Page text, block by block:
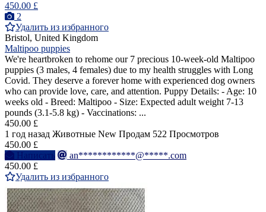
450.00 £
2
Удалить из избранного
Bristol, United Kingdom
Maltipoo puppies
We're heartbroken to rehome our 7 precious 10-week-old Maltipoo
puppies (3 males, 4 females) due to my health struggles with Long
Covid. They deserve a forever home with experienced dog owners
who can provide love, care, and attention. Puppy Details: - Age: 10
weeks old - Breed: Maltipoo - Size: Expected adult weight 7-13
pounds (3.1-5.8 kg) - Vaccinations: ...
450.00 £
1 год назад Животные New Продам 522 Просмотров
450.00 £
Написать
an************@*****.com
450.00 £
Удалить из избранного